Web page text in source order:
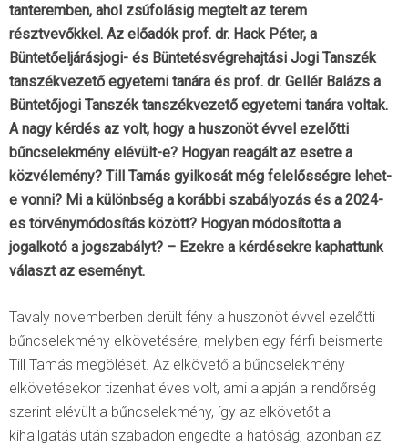
tanteremben, ahol zsúfolásig megtelt az terem
résztvevőkkel. Az előadók prof. dr. Hack Péter, a
Büntetőeljárásjogi- és Büntetésvégrehajtási Jogi Tanszék
tanszékvezető egyetemi tanára és prof. dr. Gellér Balázs a
Büntetőjogi Tanszék tanszékvezető egyetemi tanára voltak.
A nagy kérdés az volt, hogy a huszonöt évvel ezelőtti
bűncselekmény elévült-e? Hogyan reagált az esetre a
közvélemény? Till Tamás gyilkosát még felelősségre lehet-
e vonni? Mi a különbség a korábbi szabályozás és a 2024-
es törvénymódosítás között? Hogyan módosította a
jogalkotó a jogszabályt? – Ezekre a kérdésekre kaphattunk
választ az eseményt.
Tavaly novemberben derült fény a huszonöt évvel ezelőtti
bűncselekmény elkövetésére, melyben egy férfi beismerte
Till Tamás megölését. Az elkövető a bűncselekmény
elkövetésekor tizenhat éves volt, ami alapján a rendőrség
szerint elévült a bűncselekmény, így az elkövetőt a
kihallgatás után szabadon engedte a hatóság, azonban az